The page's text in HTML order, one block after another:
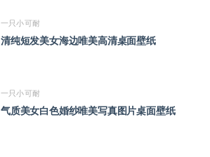
一只小可耐
清纯短发美女海边唯美高清桌面壁纸
一只小可耐
气质美女白色婚纱唯美写真图片桌面壁纸